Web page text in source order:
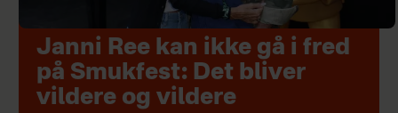
Janni Ree kan ikke gå i fred
på Smukfest: Det bliver
vildere og vildere